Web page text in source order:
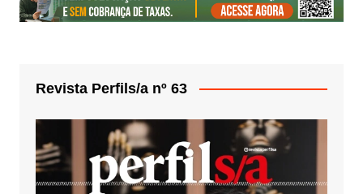
Revista Perfils/a nº 63